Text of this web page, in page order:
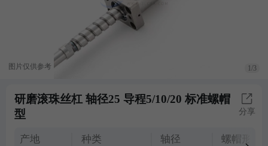
图片仅供参考 1/3
研磨滚珠丝杠 轴径25 导程5/10/20 标准螺帽
型
分享
产地
种类
轴径
螺帽形状